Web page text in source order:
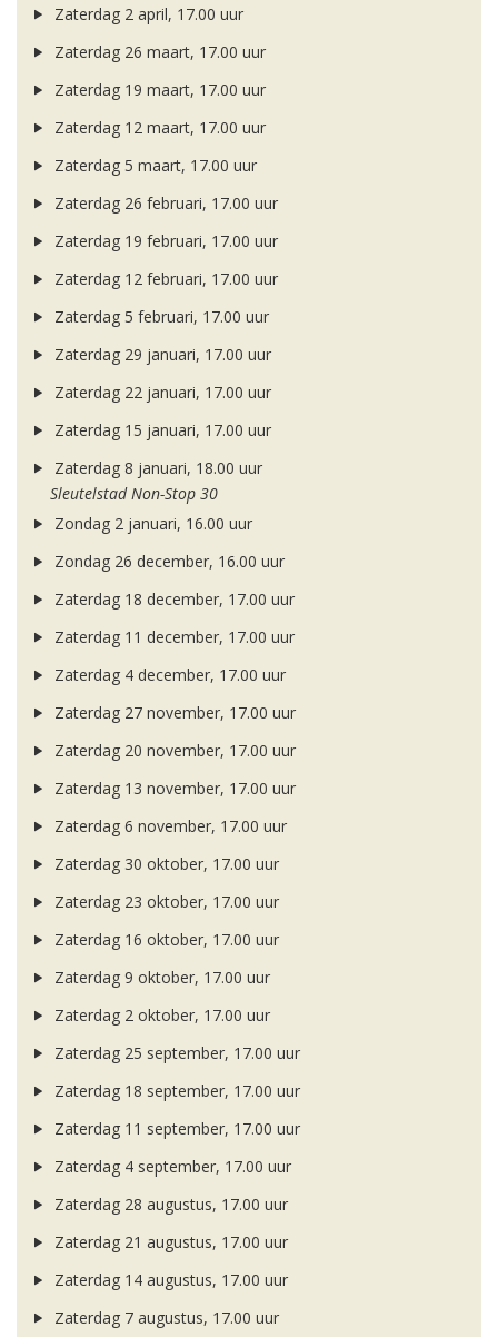
Zaterdag 2 april, 17.00 uur
Zaterdag 26 maart, 17.00 uur
Zaterdag 19 maart, 17.00 uur
Zaterdag 12 maart, 17.00 uur
Zaterdag 5 maart, 17.00 uur
Zaterdag 26 februari, 17.00 uur
Zaterdag 19 februari, 17.00 uur
Zaterdag 12 februari, 17.00 uur
Zaterdag 5 februari, 17.00 uur
Zaterdag 29 januari, 17.00 uur
Zaterdag 22 januari, 17.00 uur
Zaterdag 15 januari, 17.00 uur
Zaterdag 8 januari, 18.00 uur
Sleutelstad Non-Stop 30
Zondag 2 januari, 16.00 uur
Zondag 26 december, 16.00 uur
Zaterdag 18 december, 17.00 uur
Zaterdag 11 december, 17.00 uur
Zaterdag 4 december, 17.00 uur
Zaterdag 27 november, 17.00 uur
Zaterdag 20 november, 17.00 uur
Zaterdag 13 november, 17.00 uur
Zaterdag 6 november, 17.00 uur
Zaterdag 30 oktober, 17.00 uur
Zaterdag 23 oktober, 17.00 uur
Zaterdag 16 oktober, 17.00 uur
Zaterdag 9 oktober, 17.00 uur
Zaterdag 2 oktober, 17.00 uur
Zaterdag 25 september, 17.00 uur
Zaterdag 18 september, 17.00 uur
Zaterdag 11 september, 17.00 uur
Zaterdag 4 september, 17.00 uur
Zaterdag 28 augustus, 17.00 uur
Zaterdag 21 augustus, 17.00 uur
Zaterdag 14 augustus, 17.00 uur
Zaterdag 7 augustus, 17.00 uur